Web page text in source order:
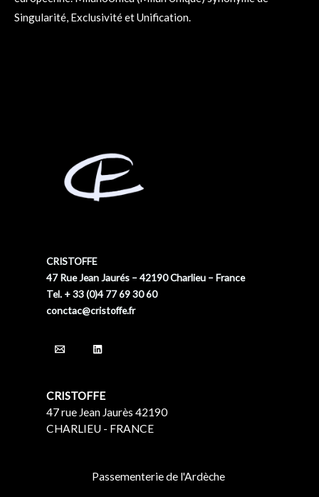
Singularité, Exclusivité et Unification.
CRISTOFFE
47 Rue Jean Jaurés – 42190 Charlieu – France
Tel. + 33 (0)4 77 69 30 60
conctac@cristoffe.fr
CRISTOFFE
47 rue Jean Jaurès 42190
CHARLIEU - FRANCE
Passementerie de l'Ardèche